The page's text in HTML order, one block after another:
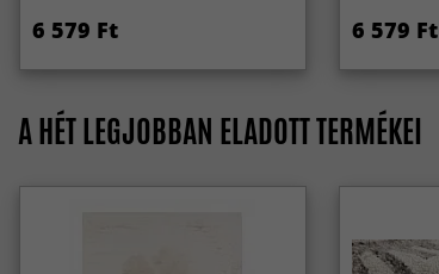
6 579 Ft 6 579 Ft
A HÉT LEGJOBBAN ELADOTT TERMÉKEI